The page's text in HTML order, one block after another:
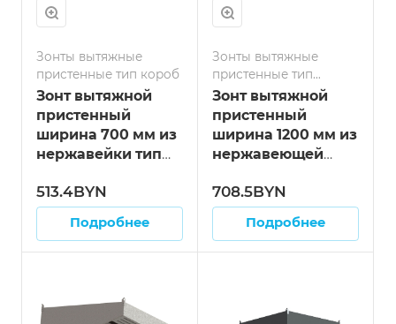
Зонты вытяжные
пристенные тип короб
Зонт вытяжной
пристенный
ширина 700 мм из
нержавейки тип
мм
513.4BYN
Подробнее
Зонты вытяжные
пристенные тип
козырёк
Зонт вытяжной
пристенный
ширина 1200 мм из
нержавеющей
"козырёк" длина
1000 мм
708.5BYN
Подробнее